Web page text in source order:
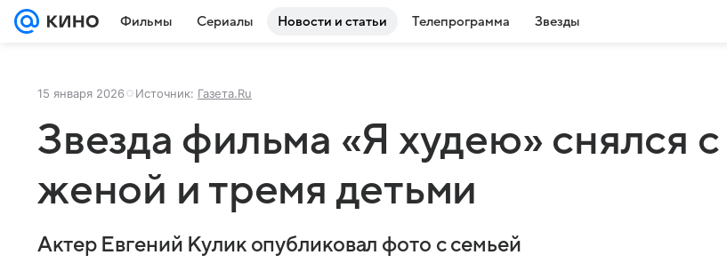
Фильмы Сериалы Новости и статьи Телепрограмма Звезды
15 января 2026 Источник: Газета.Ru
Звезда фильма «Я худею» снялся с
женой и тремя детьми
Актер Евгений Кулик опубликовал фото с семьей